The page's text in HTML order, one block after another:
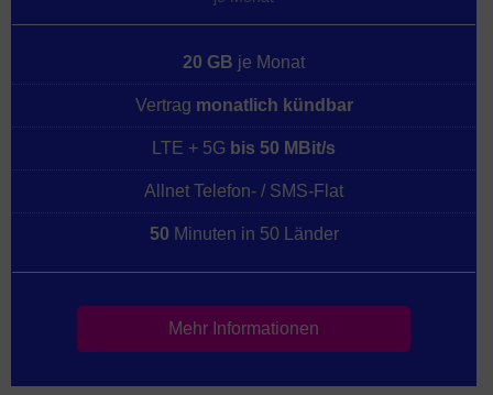
20 GB je Monat
Vertrag monatlich kündbar
LTE + 5G bis 50 MBit/s
Allnet Telefon- / SMS-Flat
50 Minuten in 50 Länder
Mehr Informationen